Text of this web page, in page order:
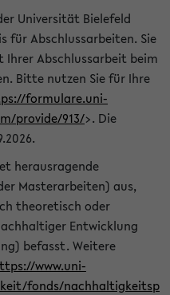
Universität Bielefeld
für Abschlussarbeiten. Sie
Ihrer Abschlussarbeit beim
Bitte nutzen Sie für Ihre
formulare.uni-
provide/913/>. Die
herausragende
Masterarbeiten) aus,
theoretisch oder
Entwicklung
befasst. Weitere
www.uni-
fonds/nachhaltigkeitsp